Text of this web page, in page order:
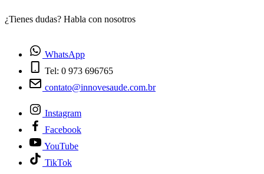
¿Tienes dudas? Habla con nosotros
WhatsApp
Tel: 0 973 696765
contato@innovesaude.com.br
Instagram
Facebook
YouTube
TikTok